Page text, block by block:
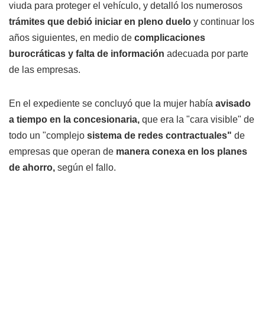
viuda para proteger el vehículo, y detalló los numerosos
trámites que debió iniciar en pleno duelo y continuar los
años siguientes, en medio de complicaciones
burocráticas y falta de información adecuada por parte
de las empresas.
En el expediente se concluyó que la mujer había avisado
a tiempo en la concesionaria, que era la "cara visible" de
todo un "complejo sistema de redes contractuales" de
empresas que operan de manera conexa en los planes
de ahorro, según el fallo.